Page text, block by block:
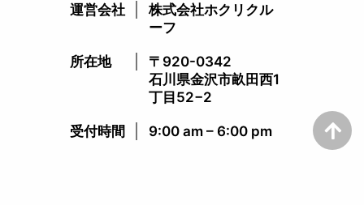
運営会社
株式会社ホクリクル
ーフ
所在地
〒920-0342
石川県金沢市畝田西1
丁目52−2
受付時間​ 9:00 am – 6:00 pm​